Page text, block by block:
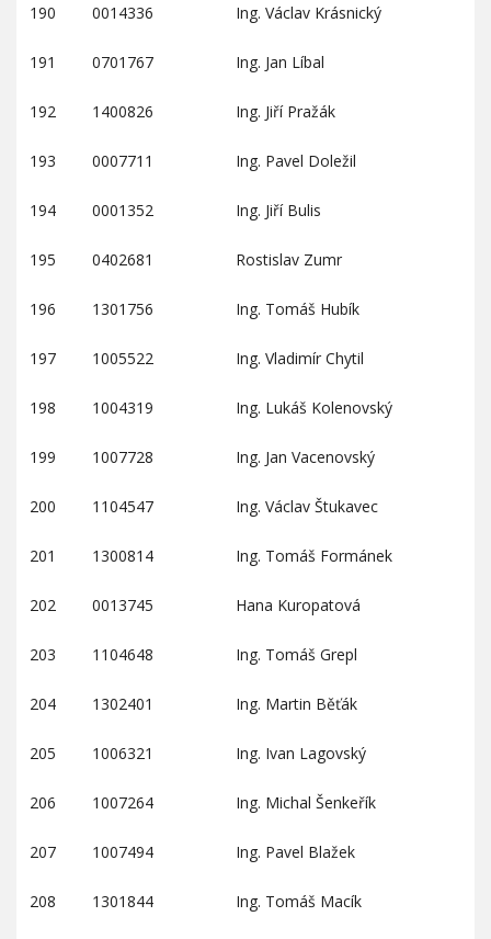
190 0014336 Ing. Václav Krásnický
191 0701767 Ing. Jan Líbal
192 1400826 Ing. Jiří Pražák
193 0007711 Ing. Pavel Doležil
194 0001352 Ing. Jiří Bulis
195 0402681 Rostislav Zumr
196 1301756 Ing. Tomáš Hubík
197 1005522 Ing. Vladimír Chytil
198 1004319 Ing. Lukáš Kolenovský
199 1007728 Ing. Jan Vacenovský
200 1104547 Ing. Václav Štukavec
201 1300814 Ing. Tomáš Formánek
202 0013745 Hana Kuropatová
203 1104648 Ing. Tomáš Grepl
204 1302401 Ing. Martin Běťák
205 1006321 Ing. Ivan Lagovský
206 1007264 Ing. Michal Šenkeřík
207 1007494 Ing. Pavel Blažek
208 1301844 Ing. Tomáš Macík